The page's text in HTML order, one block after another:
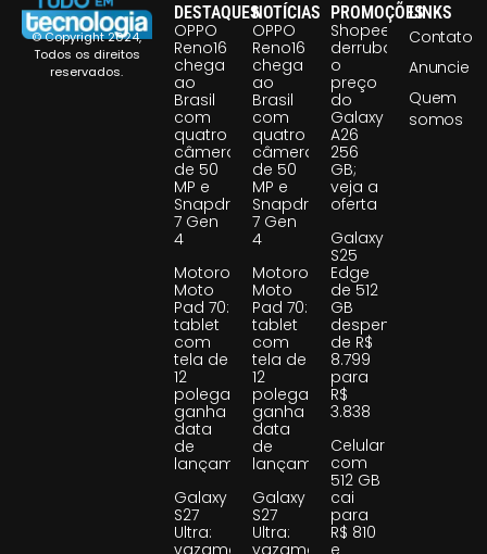
© Copyright 2024,
Todos os direitos
reservados.
DESTAQUES
OPPO
Reno16
chega
ao
Brasil
com
quatro
câmeras
de 50
MP e
Snapdragon
7 Gen
4
Motorola
Moto
Pad 70:
tablet
com
tela de
12
polegadas
ganha
data
de
lançamento
Galaxy
S27
Ultra:
vazamento
NOTÍCIAS
OPPO
Reno16
chega
ao
Brasil
com
quatro
câmeras
de 50
MP e
Snapdragon
7 Gen
4
Motorola
Moto
Pad 70:
tablet
com
tela de
12
polegadas
ganha
data
de
lançamento
Galaxy
S27
Ultra:
vazamento
PROMOÇÕES
Shopee
derruba
o
preço
do
Galaxy
A26
256
GB;
veja a
oferta
Galaxy
S25
Edge
de 512
GB
despenca
de R$
8.799
para
R$
3.838
Celular
com
512 GB
cai
para
R$ 810
e
LINKS
Contato
Anuncie
Quem
somos